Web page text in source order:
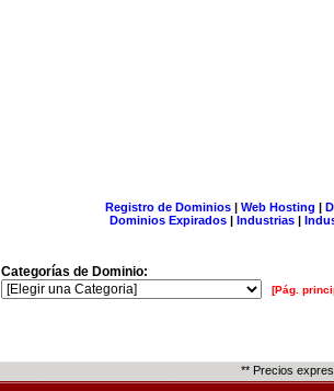
Registro de Dominios| Web Hosting |
Dominios Expirados | Industrias |
Categorías de Dominio:
[Pág.
** Precios